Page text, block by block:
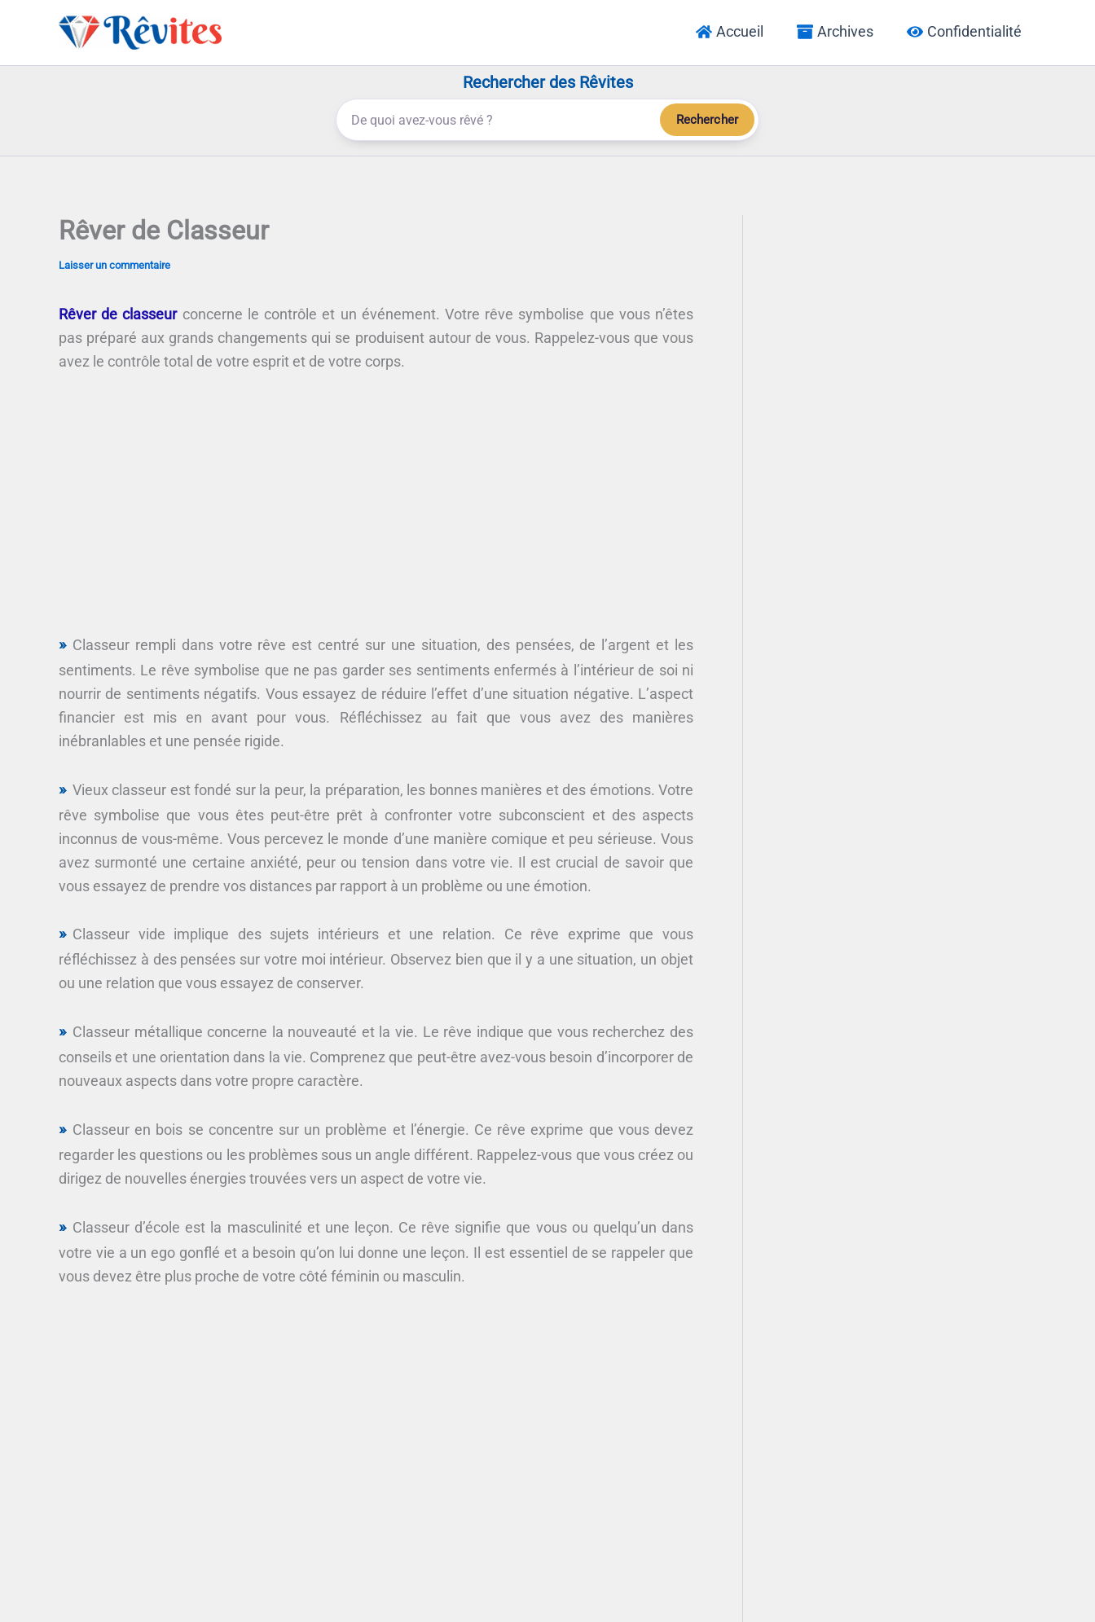
Accueil Archives Confidentialité
Rechercher des Rêvites
Rechercher
Rêver de Classeur
Laisser un commentaire
Rêver de classeurconcerne le contrôle et un événement. Votre rêve symbolise que vous n’êtes
pas préparé aux grands changements qui se produisent autour de vous. Rappelez-vous que vous
avez le contrôle total de votre esprit et de votre corps.
Classeur rempli dans votre rêve est centré sur une situation, des pensées, de l’argent et les
sentiments. Le rêve symbolise que ne pas garder ses sentiments enfermés à l’intérieur de soi ni
nourrir de sentiments négatifs. Vous essayez de réduire l’effet d’une situation négative. L’aspect
financier est mis en avant pour vous. Réfléchissez au fait que vous avez des manières
inébranlables et une pensée rigide.
Vieux classeur est fondé sur la peur, la préparation, les bonnes manières et des émotions. Votre
rêve symbolise que vous êtes peut-être prêt à confronter votre subconscient et des aspects
inconnus de vous-même. Vous percevez le monde d’une manière comique et peu sérieuse. Vous
avez surmonté une certaine anxiété, peur ou tension dans votre vie. Il est crucial de savoir que
vous essayez de prendre vos distances par rapport à un problème ou une émotion.
Classeur vide implique des sujets intérieurs et une relation. Ce rêve exprime que vous
réfléchissez à des pensées sur votre moi intérieur. Observez bien que il y a une situation, un objet
ou une relation que vous essayez de conserver.
Classeur métallique concerne la nouveauté et la vie. Le rêve indique que vous recherchez des
conseils et une orientation dans la vie. Comprenez que peut-être avez-vous besoin d’incorporer de
nouveaux aspects dans votre propre caractère.
Classeur en bois se concentre sur un problème et l’énergie. Ce rêve exprime que vous devez
regarder les questions ou les problèmes sous un angle différent. Rappelez-vous que vous créez ou
dirigez de nouvelles énergies trouvées vers un aspect de votre vie.
Classeur d’école est la masculinité et une leçon. Ce rêve signifie que vous ou quelqu’un dans
votre vie a un ego gonflé et a besoin qu’on lui donne une leçon. Il est essentiel de se rappeler que
vous devez être plus proche de votre côté féminin ou masculin.